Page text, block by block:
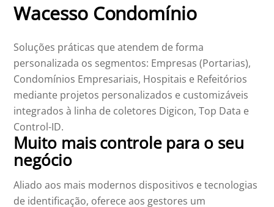
Wacesso Condomínio
Soluções práticas que atendem de forma
personalizada os segmentos: Empresas (Portarias),
Condomínios Empresariais, Hospitais e Refeitórios
mediante projetos personalizados e customizáveis
integrados à linha de coletores Digicon, Top Data e
Control-ID.
Muito mais controle para o seu
negócio
Aliado aos mais modernos dispositivos e tecnologias
de identificação, oferece aos gestores um